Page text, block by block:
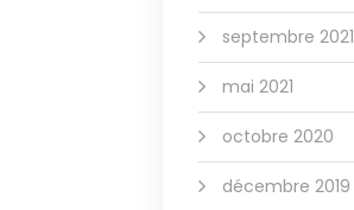
septembre 2021
mai 2021
octobre 2020
décembre 2019